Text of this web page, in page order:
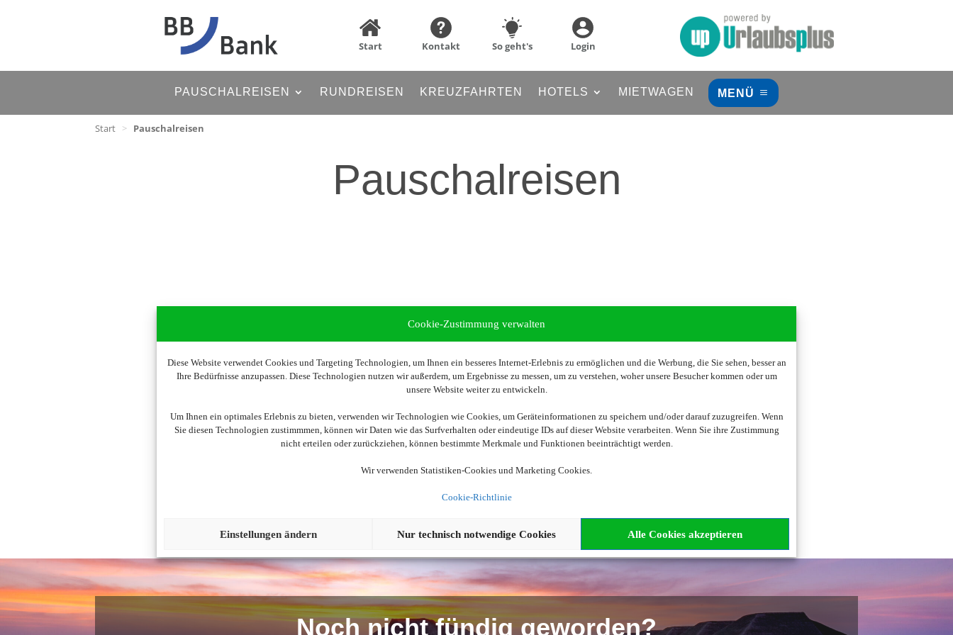
Cookie-Zustimmung verwalten
Diese Website verwendet Cookies und Targeting Technologien, um Ihnen ein besseres Internet-Erlebnis zu ermöglichen und die Werbung, die Sie sehen, besser an
Ihre Bedürfnisse anzupassen. Diese Technologien nutzen wir außerdem, um Ergebnisse zu messen, um zu verstehen, woher unsere Besucher kommen oder um
unsere Website weiter zu entwickeln.
Um Ihnen ein optimales Erlebnis zu bieten, verwenden wir Technologien wie Cookies, um Geräteinformationen zu speichern und/oder darauf zuzugreifen. Wenn
Sie diesen Technologien zustimmmen, können wir Daten wie das Surfverhalten oder eindeutige IDs auf dieser Website verarbeiten. Wenn Sie ihre Zustimmung
nicht erteilen oder zurückziehen, können bestimmte Merkmale und Funktionen beeinträchtigt werden.
Wir verwenden Statistiken-Cookies und Marketing Cookies.
Cookie-Richtlinie
Alle Cookies akzeptieren
Nur technisch notwendige Cookies
Einstellungen ändern
Start Kontakt So geht's Login
PAUSCHALREISEN RUNDREISEN KREUZFAHRTEN HOTELS MIETWAGEN MENÜ
Start > Pauschalreisen
Pauschalreisen
Wir brauchen Ihre Einwilligung
Um diesen Inhalt darzustellen, aktivieren Sie bitte die Cookies. Es werden ggf. personenbezogene Daten verarbeitet.
Noch nicht fündig geworden?